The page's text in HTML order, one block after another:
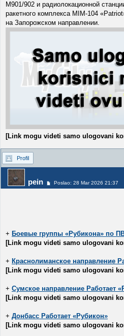
M901/902 и радиолокационной
ракетного комплекса MIM-104
на Запорожском направлении.
[Link mogu videti samo ulogovani
Profil
pein Poslao: 28 Mar 2026 21:37
+ Боевые группы «Рубикона» по
[Link mogu videti samo ulogovani
+ Краснолиманское направление
[Link mogu videti samo ulogovani
+ Сумское направление Работает
[Link mogu videti samo ulogovani
+ Донбасс Работает «Рубикон»
[Link mogu videti samo ulogovani